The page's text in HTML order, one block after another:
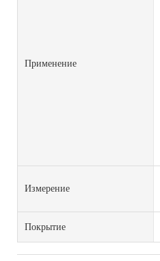
Применение
Измерение
Покрытие